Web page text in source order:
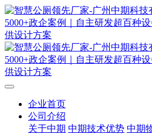
企业首页
公司介绍
关于中期 中期技术优势 中期